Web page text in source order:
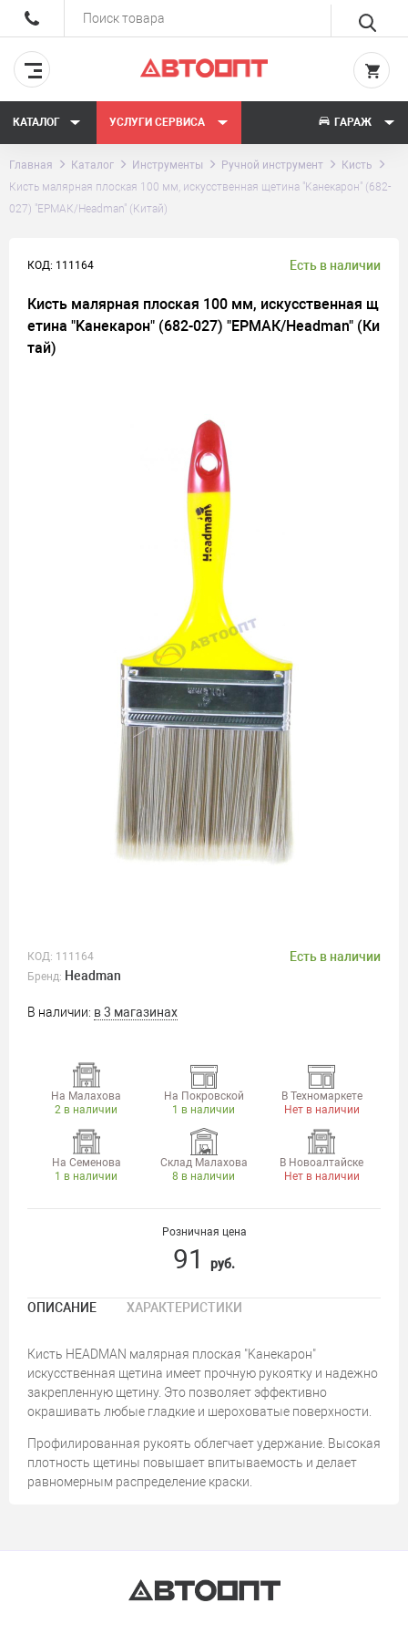
КАТАЛОГ УСЛУГИ СЕРВИСА ГАРАЖ
Главная Каталог Инструменты Ручной инструмент
Кисть
Кисть малярная плоская 100 мм, искусственная щетина "Kанекарон" (682-
027) "ЕРМАК/Headman" (Китай)
КОД: 111164 Есть в наличии
Кисть малярная плоская 100 мм, искусственная щ
етина "Kанекарон" (682-027) "ЕРМАК/Headman" (Ки
тай)
КОД: 111164 Есть в наличии
Бренд: Headman
В наличии: в 3 магазинах
На Малахова
2 в наличии
На Покровской
1 в наличии
В Техномаркете
Нет в наличии
На Семенова
1 в наличии
Склад Малахова
8 в наличии
В Новоалтайске
Нет в наличии
Розничная цена
91 руб.
ОПИСАНИЕ ХАРАКТЕРИСТИКИ
Кисть HEADMAN малярная плоская "Kанекарон"
искусственная щетина имеет прочную рукоятку и надежно
закрепленную щетину. Это позволяет эффективно
окрашивать любые гладкие и шероховатые поверхности.
Профилированная рукоять облегчает удержание. Высокая
плотность щетины повышает впитываемость и делает
равномерным распределение краски.